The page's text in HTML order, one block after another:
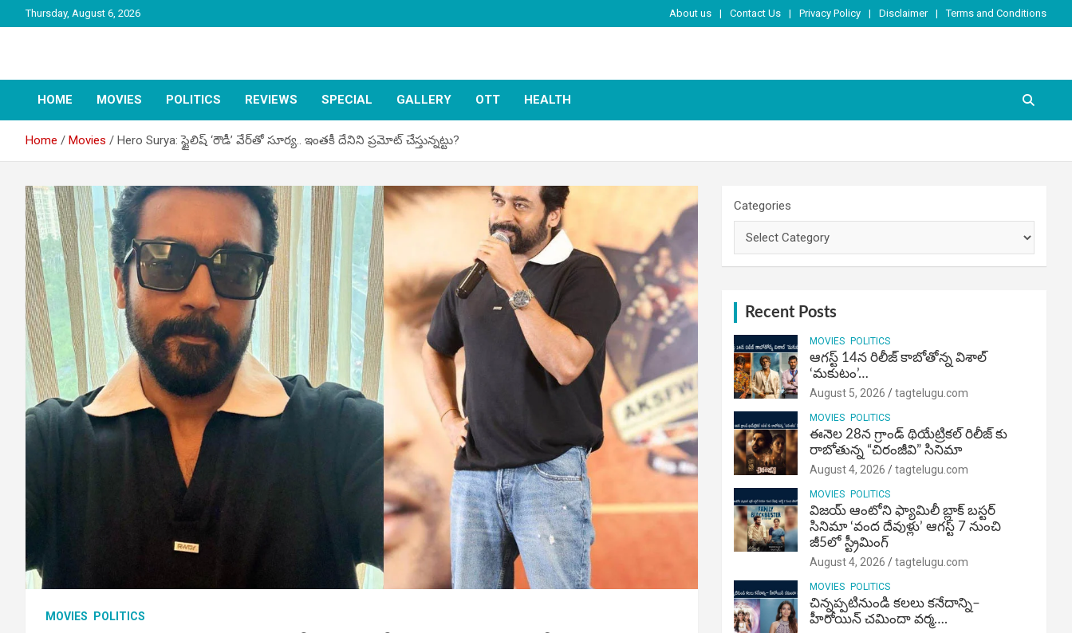
to
Thursday, August 6, 2026 About us Contact Us Privacy Policy Disclaimer Terms and Conditions
Tag Telugu
HOME MOVIES POLITICS REVIEWS SPECIAL GALLERY OTT HEALTH
Home Movies Hero Surya: స్టైలిష్ ‘రౌడీ’ వేర్‌తో సూర్య.. ఇంతకీ దేనిని ప్రమోట్ చేస్తున్నట్టు?
MOVIES POLITICS
Categories
Recent Posts
MOVIES POLITICS
ఆగస్ట్ 14న రిలీజ్ కాబోతోన్న విశాల్
‘మకుటం’…
August 5, 2026 tagtelugu.com
MOVIES POLITICS
ఈనెల 28న గ్రాండ్ థియేట్రికల్ రిలీజ్ కు
రాబోతున్న “చిరంజీవి” సినిమా
August 4, 2026 tagtelugu.com
MOVIES POLITICS
విజ‌య్ ఆంటోని ఫ్యామిలీ బ్లాక్ బ‌స్ట‌ర్‌
సినిమా ‘వంద దేవుళ్లు’ ఆగస్ట్ 7 నుంచి
జీ5లో స్ట్రీమింగ్
August 4, 2026 tagtelugu.com
MOVIES POLITICS
చిన్నప్పటినుండి కలలు కనేదాన్ని–
హీరోయిన్‌ చమిందా వర్మ….